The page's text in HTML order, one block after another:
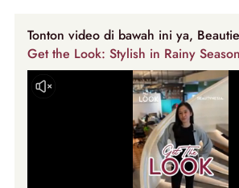
Tonton video di bawah ini ya,
Get the Look: Stylish in Rainy